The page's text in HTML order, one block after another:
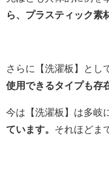
ら、プラスティック素
さらに【洗濯板】とし
使用できるタイプも存
今は【洗濯板】は多岐
ています。 それほどま